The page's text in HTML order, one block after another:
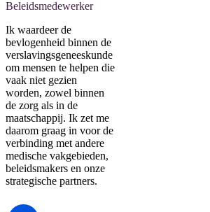
Beleidsmedewerker
Ik waardeer de
bevlogenheid binnen de
verslavingsgeneeskunde
om mensen te helpen die
vaak niet gezien
worden, zowel binnen
de zorg als in de
maatschappij. Ik zet me
daarom graag in voor de
verbinding met andere
medische vakgebieden,
beleidsmakers en onze
strategische partners.